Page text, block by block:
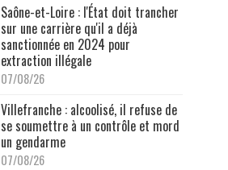
Saône-et-Loire : l'État doit trancher
sur une carrière qu'il a déjà
sanctionnée en 2024 pour
extraction illégale
07/08/26
Villefranche : alcoolisé, il refuse de
se soumettre à un contrôle et mord
un gendarme
07/08/26